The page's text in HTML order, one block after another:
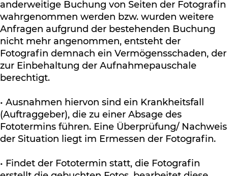
anderweitige Buchung von Seiten der Fotografin
wahrgenommen werden bzw. wurden weitere
Anfragen aufgrund der bestehenden Buchung
nicht mehr angenommen, entsteht der
Fotografin demnach ein Vermögensschaden, der
zur Einbehaltung der Aufnahmepauschale
berechtigt.
• Ausnahmen hiervon sind ein Krankheitsfall
(Auftraggeber), die zu einer Absage des
Fototermins führen. Eine Überprüfung/ Nachweis
der Situation liegt im Ermessen der Fotografin.
• Findet der Fototermin statt, die Fotografin